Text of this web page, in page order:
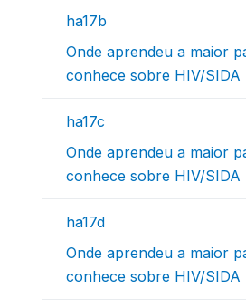
ha17b
Onde aprendeu a maior
conhece sobre HIV/SIDA
ha17c
Onde aprendeu a maior
conhece sobre HIV/SIDA
ha17d
Onde aprendeu a maior
conhece sobre HIV/SIDA